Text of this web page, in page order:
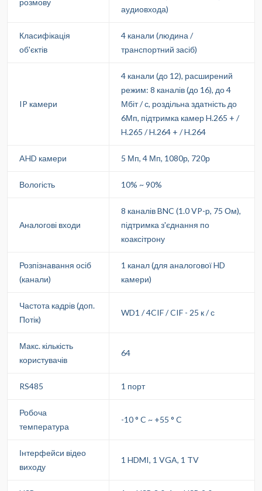
розмову
аудиовхода)
Класифікація
об'єктів
4 канали (людина /
транспортний засіб)
IP камери
4 канали (до 12), расширений
режим: 8 каналів (до 16), до 4
Мбіт / с, роздільна здатність до
6Мп, підтримка камер H.265 + /
H.265 / H.264 + / H.264
AHD камери 5 Мп, 4 Мп, 1080р, 720р
Вологість 10% ~ 90%
Аналогові входи
8 каналів BNC (1.0 VP-p, 75 Ом),
підтримка з'єднання по
коаксітрону
Розпізнавання осіб
(канали)
1 канал (для аналогової HD
камери)
Частота кадрів (доп.
Потік)
WD1 / 4CIF / CIF - 25 к / с
Макс. кількість
користувачів
64
RS485 1 порт
Робоча
температура
-10 ° C ~ +55 ° C
Інтерфейси відео
виходу
1 HDMI, 1 VGA, 1 TV